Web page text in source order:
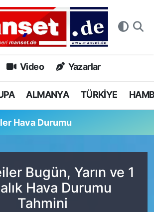
Video Yazarlar
ALMANYA TÜRKİYE
Hava Durumu
Bugün, Yarın ve 1
Hava Durumu
Tahmini
Haberleri